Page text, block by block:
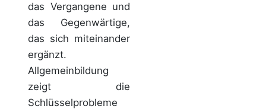
das Vergangene und
das Gegenwärtige,
das sich miteinander
ergänzt.
Allgemeinbildung
zeigt die
Schlüsselprobleme